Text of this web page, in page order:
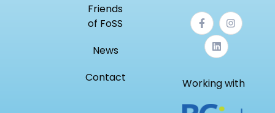
Friends
of FoSS
News
Contact
Working with